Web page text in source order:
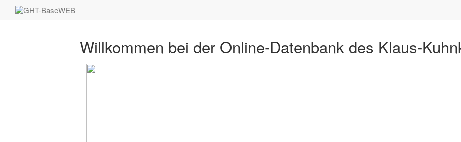
Willkommen bei der Online-Datenbank des Klaus-